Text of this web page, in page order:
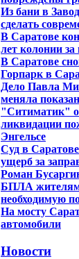
Из бани в
сделать
В Саратове
лет колонии
В Саратове
Горпарк в
Дело Павла
меняла
"Ситиматик"
ликвидации
Энгельсе
Суд в
ущерб за
Роман
БПЛА жителям
необходимую
На мосту
автомобили
Новости